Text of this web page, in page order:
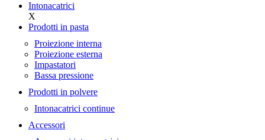
Intonacatrici
X
Prodotti in pasta
Proiezione interna
Proiezione esterna
Impastatori
Bassa pressione
Prodotti in polvere
Intonacatrici continue
Accessori